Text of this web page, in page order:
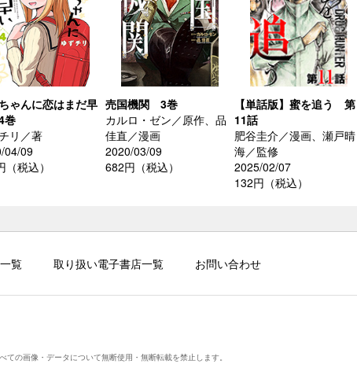
ゃんに恋はまだ早
リ／著
04/09
（税込）
売国機関 3巻
カルロ・ゼン／原作、品
佳直／漫画
2020/03/09
682円（税込）
【単話版】蜜を追う 第
11話
肥谷圭介／漫画、瀬戸晴
海／監修
2025/02/07
132円（税込）
覧 取り扱い電子書店一覧 お問い合わせ
ての画像・データについて無断使用・無断転載を禁止します。